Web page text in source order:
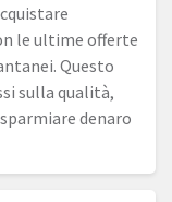
le ultime offerte
Questo
sulla qualità,
denaro